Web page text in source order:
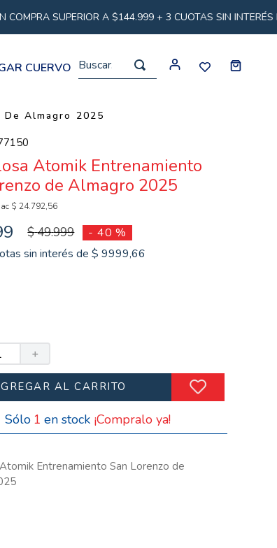
A $144.999 + 3 CUOTAS SIN INTERÉS EN
CUERVO
Buscar...
Almagro 2025
Atomik Entrenamiento
de Almagro 2025
$ 24.792,56
$49.999 - 40 %
sin interés de$ 9999,66
＋
AL CARRITO
1 ¡Compralo ya!
Entrenamiento San Lorenzo de